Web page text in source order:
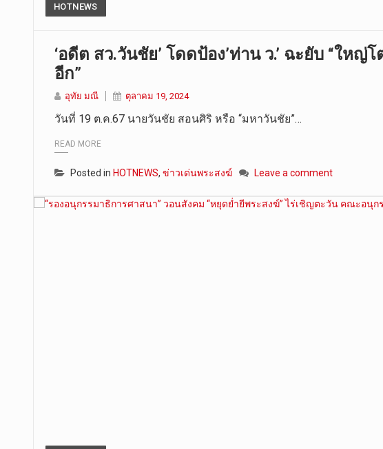
HOTNEWS
‘อดีต สว.วันชัย’ โดดป้อง’ท่าน ว.’ ฉะยับ “ใหญ่
อีก”
อุทัย มณี ตุลาคม 19, 2024
วันที่ 19 ต.ค.67 นายวันชัย สอนศิริ หรือ “มหาวันชัย”…
READ MORE
Posted in HOTNEWS, ข่าวเด่นพระสงฆ์ Leave a comment